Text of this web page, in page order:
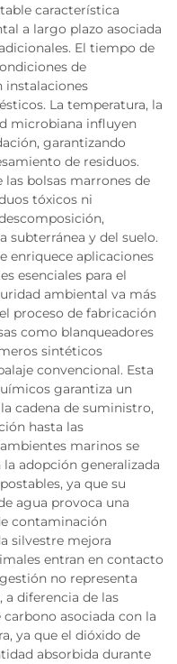
característica
a largo plazo asociada
El tiempo de
de
instalaciones
La temperatura, la
microbiana influyen
garantizando
de residuos.
bolsas marrones de
tóxicos ni
subterránea y del suelo.
enriquece aplicaciones
esenciales para el
ambiental va más
proceso de fabricación
como blanqueadores
sintéticos
convencional. Esta
garantiza un
cadena de suministro,
hasta las
marinos se
adopción generalizada
ya que su
agua provoca una
contaminación
silvestre mejora
entran en contacto
no representa
a diferencia de las
asociada con la
ya que el dióxido de
absorbida durante